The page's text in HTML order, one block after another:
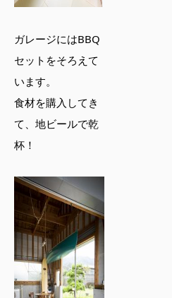
ガレージにはBBQ
セットをそろえて
います。
食材を購入してき
て、地ビールで乾
杯！